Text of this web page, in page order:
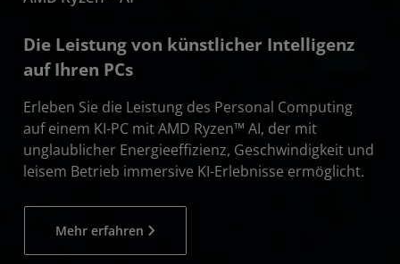
Die Leistung von künstlicher Intelligenz
auf Ihren PCs
Erleben Sie die Leistung des Personal Computing
auf einem KI-PC mit AMD Ryzen™ AI, der mit
unglaublicher Energieeffizienz, Geschwindigkeit und
leisem Betrieb immersive KI-Erlebnisse ermöglicht.
Mehr erfahren